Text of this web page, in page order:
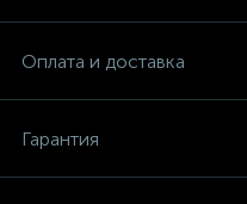
Оплата и доставка
Гарантия